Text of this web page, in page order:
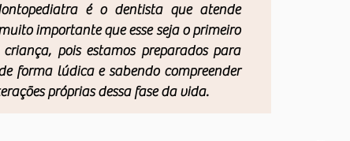
é o dentista que atende
importante que esse seja o primeiro
pois estamos preparados para
forma lúdica e sabendo compreender
próprias dessa fase da vida.